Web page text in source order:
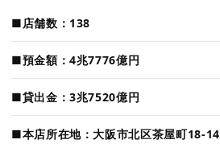
■店舗数：138
■預金額：4兆7776億円
■貸出金：3兆7520億円
■本店所在地：大阪市北区茶屋町18-14